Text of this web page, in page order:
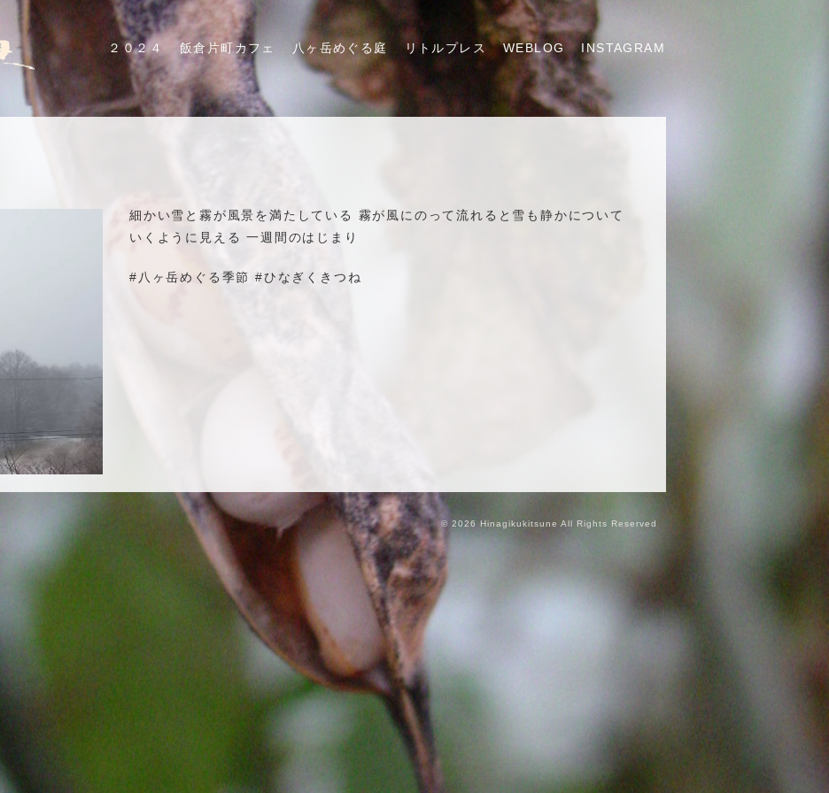
２０２４ 飯倉片町カフェ 八ヶ岳めぐる庭 リトルプレス WEBLOG INSTAGRAM
細かい雪と霧が風景を満たしている 霧が風にのって流れると雪も静かについて
いくように見える 一週間のはじまり
#八ヶ岳めぐる季節 #ひなぎくきつね
© 2026 Hinagikukitsune All Rights Reserved